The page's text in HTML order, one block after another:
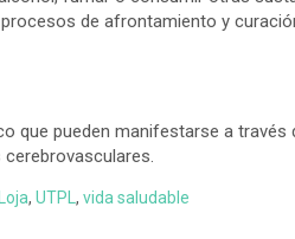
de afrontamiento y
que pueden manifestarse a través
Loja, UTPL , vida saludable